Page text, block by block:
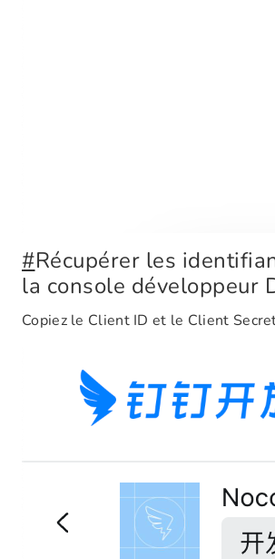
#Récupérer les
la console développeur
Copiez le Client ID et le Client